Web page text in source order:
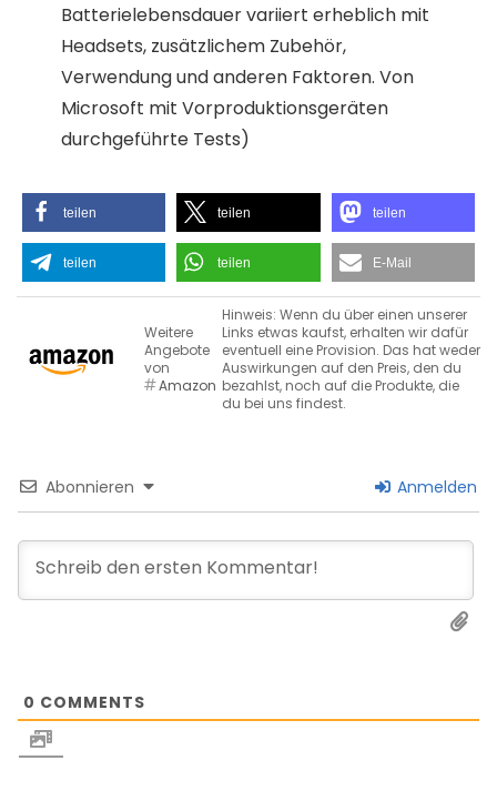
Batterielebensdauer variiert erheblich mit
Headsets, zusätzlichem Zubehör,
Verwendung und anderen Faktoren. Von
Microsoft mit Vorproduktionsgeräten
durchgeführte Tests)
teilen teilen teilen
teilen teilen E-Mail
Weitere
Angebote
von
Amazon
Hinweis: Wenn du über einen unserer
Links etwas kaufst, erhalten wir dafür
eventuell eine Provision. Das hat weder
Auswirkungen auf den Preis, den du
bezahlst, noch auf die Produkte, die
du bei uns findest.
Abonnieren Anmelden
0 COMMENTS